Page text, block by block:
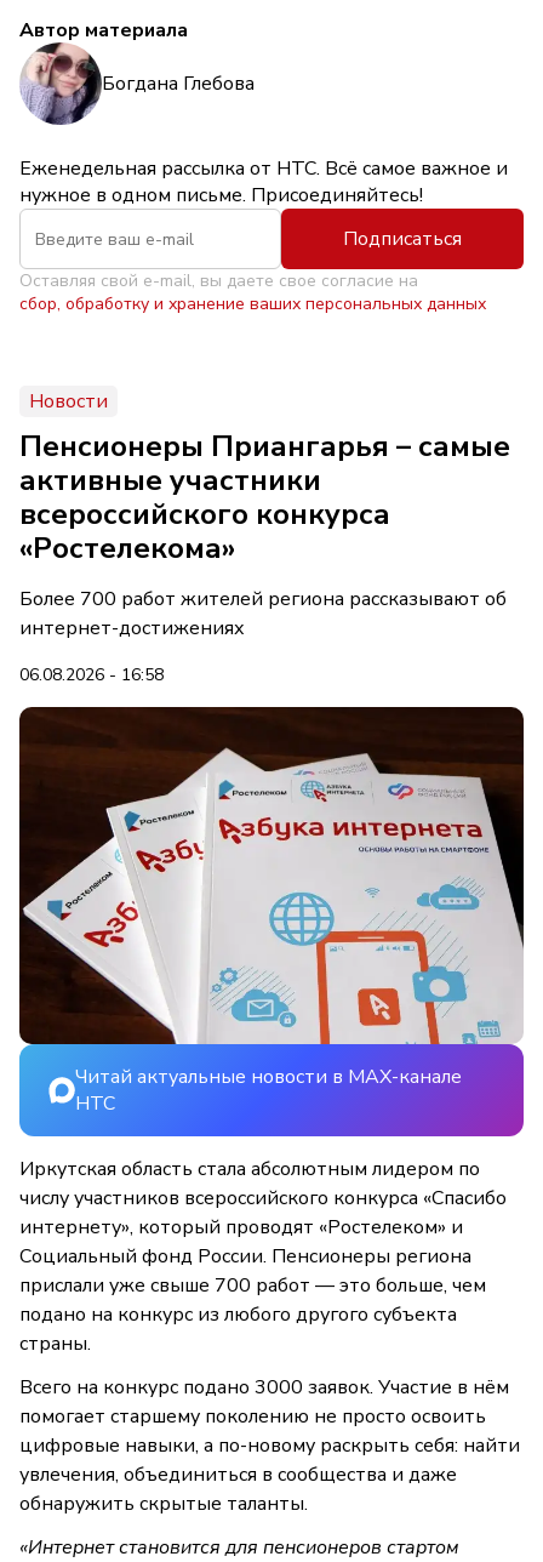
Автор материала
Богдана Глебова
Еженедельная рассылка от НТС. Всё самое важное и
нужное в одном письме. Присоединяйтесь!
Подписаться
Оставляя свой e-mail, вы даете свое согласие на
сбор, обработку и хранение ваших персональных данных
Новости
Пенсионеры Приангарья – самые
активные участники
всероссийского конкурса
«Ростелекома»
Более 700 работ жителей региона рассказывают об
интернет-достижениях
06.08.2026 - 16:58
Читай актуальные новости в MAX-канале
НТС
Иркутская область стала абсолютным лидером по
числу участников всероссийского конкурса «Спасибо
интернету», который проводят «Ростелеком» и
Социальный фонд России. Пенсионеры региона
прислали уже свыше 700 работ — это больше, чем
подано на конкурс из любого другого субъекта
страны.
Всего на конкурс подано 3000 заявок. Участие в нём
помогает старшему поколению не просто освоить
цифровые навыки, а по-новому раскрыть себя: найти
увлечения, объединиться в сообщества и даже
обнаружить скрытые таланты.
«Интернет становится для пенсионеров стартом